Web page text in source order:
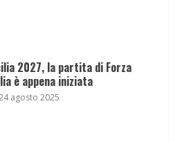
2027, la partita di Forza
è appena iniziata
agosto 2025